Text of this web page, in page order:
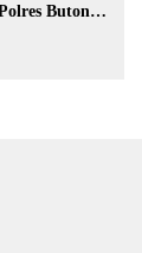
Buton